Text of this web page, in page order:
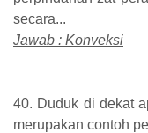
secara...
Jawab : Konveksi
40. Duduk di dekat
merupakan contoh